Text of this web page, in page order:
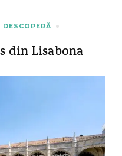
DESCOPERĂ
din Lisabona